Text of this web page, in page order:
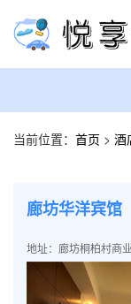
当前位置： 首页 > 酒
廊坊华洋宾馆
地址：廊坊桐柏村商